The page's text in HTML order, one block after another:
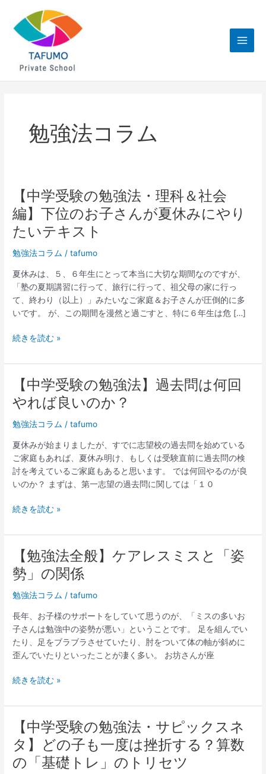
勉強法コラム
【中学受験の勉強法・理科＆社会
編】下位のお子さんが夏休みにやり
たいテキスト
勉強法コラム /tafumo
夏休みは、５、６年生にとって本当に大切な期間なのですが、
「塾の夏期講習に行って、旅行に行って、祖父母の家に行っ
て、終わり（以上）」みたいなご家庭＆お子さんが圧倒的に多
いです。 が、この期間を漫然と過ごすと、特に６年生は危 […]
【中
学
受
験
勉
強
法・
理
科
社
編】
の
子
さ
ん
が
夏
み
や
い
キ
ス
ト
続きを読む »
【中学受験の勉強法】過去問は何回
やれば良いのか？
勉強法コラム /tafumo
夏休みが始まりましたが、すでに志望校の過去問を始めている
ご家庭もあれば、夏休み明け、もしくは受験直前に過去問の検
討を考えているご家庭もあると思います。 では何回やるのが良
いのか？ まずは、第一志望の過去問に関しては「１０
【中
学
受
験
勉
強
法】
過
問
や
れ
ば
い
の
か？
続きを読む »
【勉強法全般】ケアレスミスと「姿
勢」の関係
勉強法コラム /tafumo
長年、お子様のサポートをしていて思うのが、「ミスの多いお
子さんは勉強中の姿勢が悪い」ということです。 足を組んでい
たり、足をブラブラさせていたり、肘をついて体の軸が斜めに
歪んでいたりといったことが凄く多い。 お坊さんが座
【勉
強
法
全
ケ
ア
レ
ス
ス
勢」
関
係
続きを読む »
【中学受験の勉強法・サピックスネ
タ】どの子も一度は挫折する？算数
の「基礎トレ」のトリセツ
【中
学
受
験